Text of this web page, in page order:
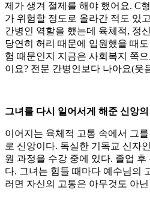
제가 생겨 절제를 해야 했어요. C
가 위험할 정도로 올라간 적도 있
간병인 역할을 했는데 육체적, 정
당연히 허리 때문에 입원했을 때
험 때문인지 지금은 사회복지 쪽
이요? 전문 간병인보다 나아요(웃
그녀를 다시 일어서게 해준 신앙의
이어지는 육체적 고통 속에서 그
로 신앙이다. 독실한 기독교 신자
원 과정을 수강 중에 있다. 졸업 후
다. 그녀는 힘들 때마다 예수님의
러면 자신의 고통은 아무것도 아